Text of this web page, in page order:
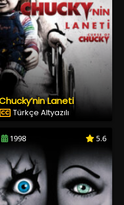
Laneti
Türkçe Altyazılı
1998 5.6